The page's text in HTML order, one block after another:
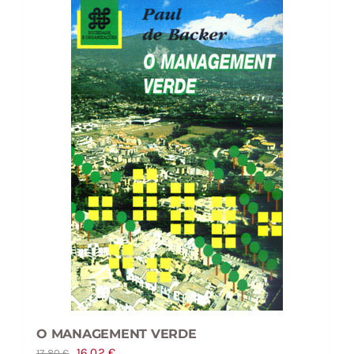
O MANAGEMENT VERDE